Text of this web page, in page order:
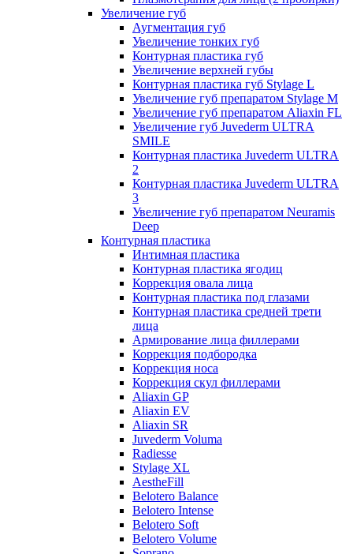
Увеличение губ
Аугментация губ
Увеличение тонких губ
Контурная пластика губ
Увеличение верхней губы
Контурная пластика губ Stylage L
Увеличение губ препаратом Stylage M
Увеличение губ препаратом Aliaxin FL
Увеличение губ Juvederm ULTRA
SMILE
Контурная пластика Juvederm ULTRA
2
Контурная пластика Juvederm ULTRA
3
Увеличение губ препаратом Neuramis
Deep
Контурная пластика
Интимная пластика
Контурная пластика ягодиц
Коррекция овала лица
Контурная пластика под глазами
Контурная пластика средней трети
лица
Армирование лица филлерами
Коррекция подбородка
Коррекция носа
Коррекция скул филлерами
Aliaxin GP
Aliaxin EV
Aliaxin SR
Juvederm Voluma
Radiesse
Stylage XL
AestheFill
Belotero Balance
Belotero Intense
Belotero Soft
Belotero Volume